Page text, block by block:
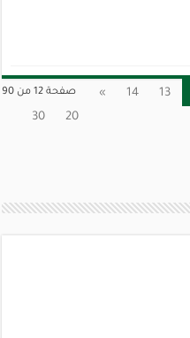
صفحة 12 من 90 13
14
»
20
30